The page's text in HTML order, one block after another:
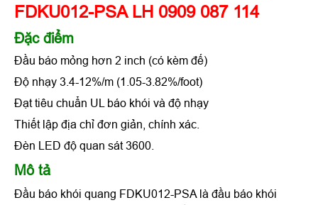
FDKU012-PSA LH 0909 087 114
Đặc điểm
Đầu báo mỏng hơn 2 inch (có kèm đế)
Độ nhạy 3.4-12%/m (1.05-3.82%/foot)
Đạt tiêu chuẩn UL báo khói và độ nhạy
Thiết lập địa chỉ đơn giản, chính xác.
Đèn LED độ quan sát 3600.
Mô tả
Đầu báo khói quang FDKU012-PSA là đầu báo khói